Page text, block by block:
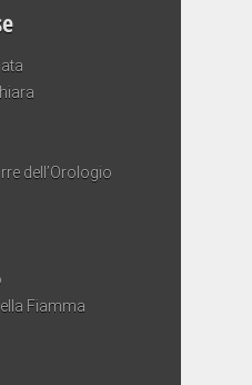
dell’Orologio
Fiamma